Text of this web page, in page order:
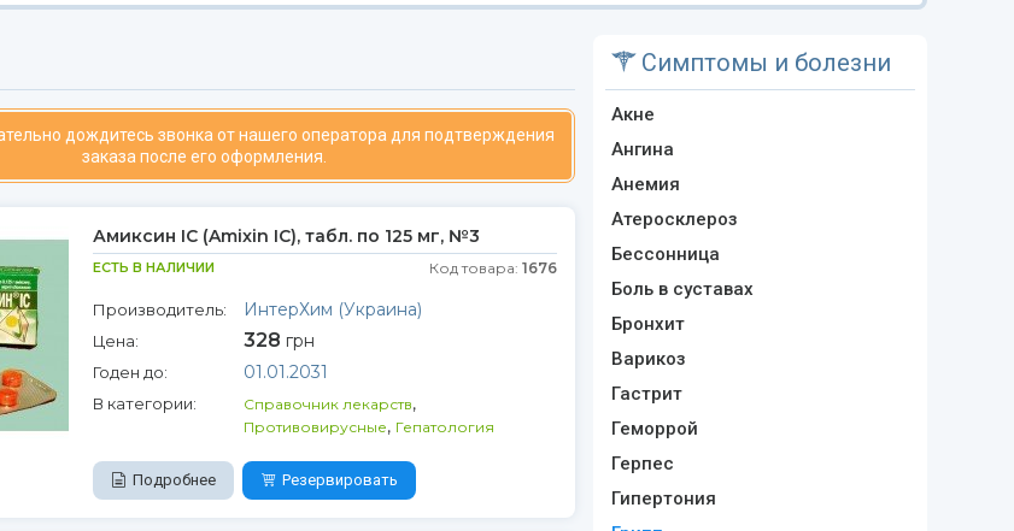
дождитесь звонка от нашего оператора для подтверждения
заказа после его оформления.
Амиксин IC (Amixin IC), табл. по 125 мг, №3
ЕСТЬ В НАЛИЧИИ Код товара: 1676
Производитель: ИнтерХим (Украина)
Цена: 328 грн
Годен до: 01.01.2031
В категории: Справочник лекарств,
Противовирусные, Гепатология
Подробнее Резервировать
Симптомы и болезни
Акне
Ангина
Анемия
Атеросклероз
Бессонница
Боль в суставах
Бронхит
Варикоз
Гастрит
Геморрой
Герпес
Гипертония